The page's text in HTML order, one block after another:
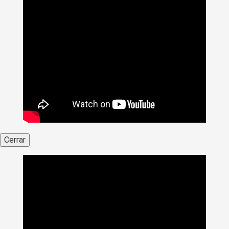
Cerrar